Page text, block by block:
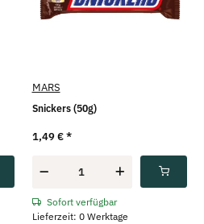
MARS
Snickers (50g)
1,49 €*
Sofort verfügbar
Lieferzeit: 0 Werktage